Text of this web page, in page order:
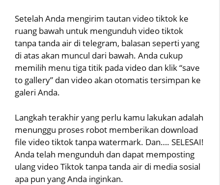
Setelah Anda mengirim tautan video tiktok ke
ruang bawah untuk mengunduh video tiktok
tanpa tanda air di telegram, balasan seperti yang
di atas akan muncul dari bawah. Anda cukup
memilih menu tiga titik pada video dan klik “save
to gallery” dan video akan otomatis tersimpan ke
galeri Anda.
Langkah terakhir yang perlu kamu lakukan adalah
menunggu proses robot memberikan download
file video tiktok tanpa watermark. Dan…. SELESAI!
Anda telah mengunduh dan dapat memposting
ulang video Tiktok tanpa tanda air di media sosial
apa pun yang Anda inginkan.